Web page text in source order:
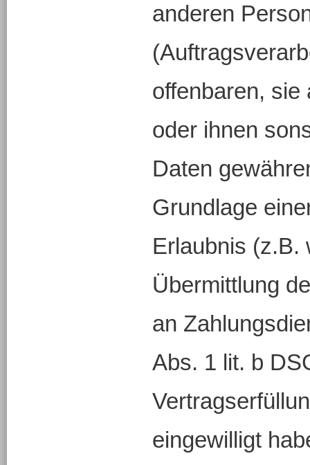
anderen
offenbaren, sie
oder ihnen
Daten
Grundlage
Erlaubnis (z.B.
Übermittlung
an
Abs. 1 lit. b
eingewilligt